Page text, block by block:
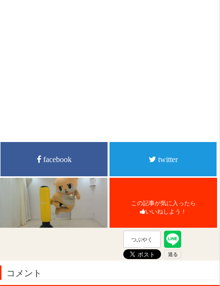
facebook twitter
この記事が気に入ったら
いいねしよう！
つぶやく
コメント